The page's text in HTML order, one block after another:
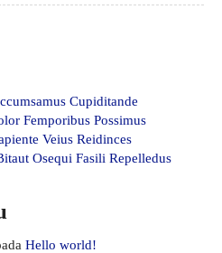
Cupiditande
Femporibus Possimus
Veius Reidinces
Osequi Fasili Repelledus
Hello world!